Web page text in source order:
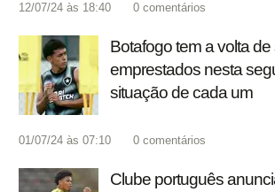
12/07/24 às 18:40 0 comentários
Botafogo tem a volta
emprestados nesta
situação de cada um
01/07/24 às 07:10 0 comentários
Clube português